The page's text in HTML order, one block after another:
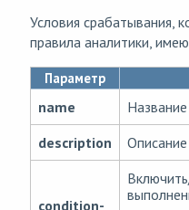
Условия срабатывания,
правила аналитики,
Параметр
name
description
Описание
condition-